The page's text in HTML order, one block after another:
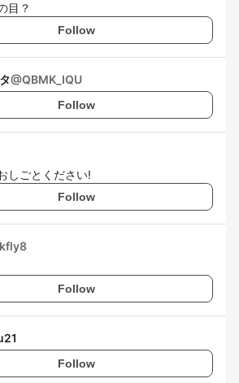
目？
Follow
@QBMK_IQU
Follow
しごとください!
Follow
kfly8
Follow
Follow